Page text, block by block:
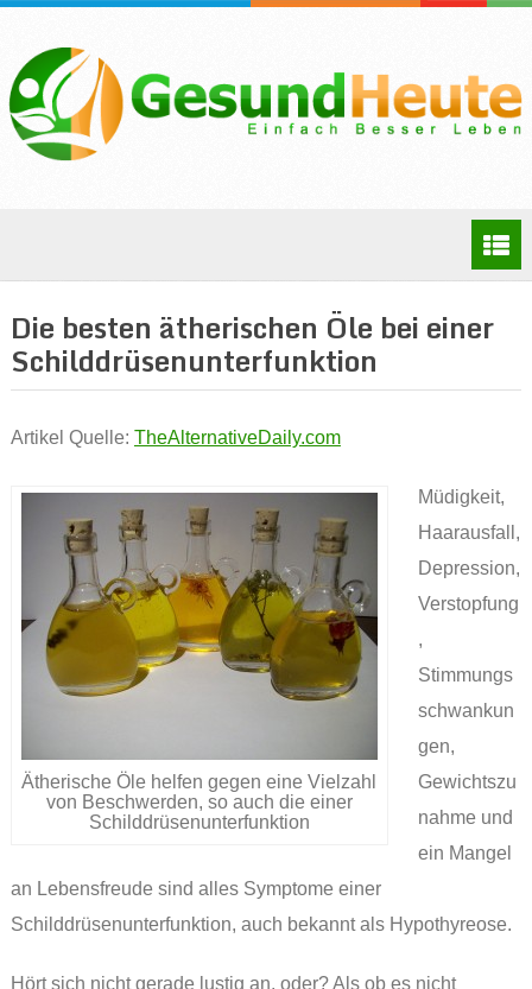
Die besten ätherischen Öle bei einer
Schilddrüsenunterfunktion
Artikel Quelle: TheAlternativeDaily.com
Ätherische Öle helfen gegen eine Vielzahl
von Beschwerden, so auch die einer
Schilddrüsenunterfunktion
Müdigkeit,
Haarausfall,
Depression,
Verstopfung
,
Stimmungs
schwankun
gen,
Gewichtszu
nahme und
ein Mangel
an Lebensfreude sind alles Symptome einer
Schilddrüsenunterfunktion, auch bekannt als Hypothyreose.
Hört sich nicht gerade lustig an, oder? Als ob es nicht